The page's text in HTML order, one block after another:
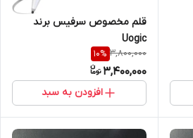
قلم مخصوص سرفیس برند
Uogic
3,800,000
10%
3,400,000
افزودن به سبد